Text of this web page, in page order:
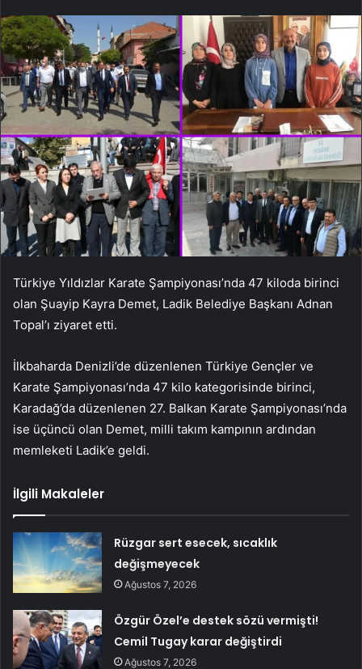
Türkiye Yıldızlar Karate Şampiyonası’nda 47 kiloda birinci
olan Şuayip Kayra Demet, Ladik Belediye Başkanı Adnan
Topal’ı ziyaret etti.
İlkbaharda Denizli’de düzenlenen Türkiye Gençler ve
Karate Şampiyonası’nda 47 kilo kategorisinde birinci,
Karadağ’da düzenlenen 27. Balkan Karate Şampiyonası’nda
ise üçüncü olan Demet, milli takım kampının ardından
memleketi Ladik’e geldi.
İlgili Makaleler
Rüzgar sert esecek, sıcaklık
değişmeyecek
Ağustos 7, 2026
Özgür Özel’e destek sözü vermişti!
Cemil Tugay karar değiştirdi
Ağustos 7, 2026